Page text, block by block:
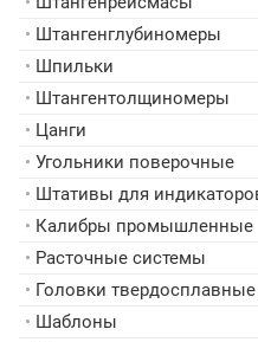
• Штангенглубиномеры
• Шпильки
• Штангентолщиномеры
• Цанги
• Угольники поверочные
• Штативы для
• Калибры промышленные
• Расточные системы
• Головки
• Шаблоны